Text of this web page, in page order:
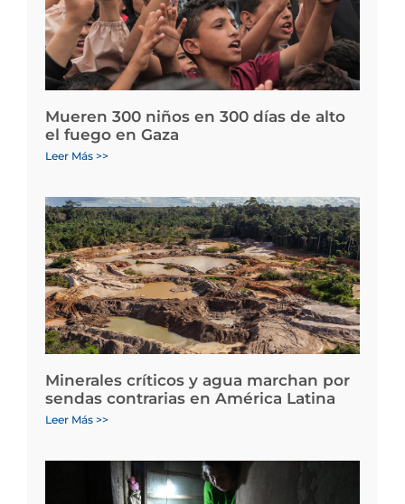
Mueren 300 niños en 300 días de alto
el fuego en Gaza
Leer Más >>
Minerales críticos y agua marchan por
sendas contrarias en América Latina
Leer Más >>